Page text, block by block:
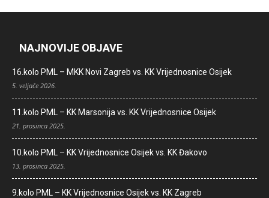
NAJNOVIJE OBJAVE
16.kolo PML – MKK Novi Zagreb vs. KK Vrijednosnice Osijek
5. veljače 2026.
11.kolo PML – KK Marsonija vs. KK Vrijednosnice Osijek
21. prosinca 2025.
10.kolo PML – KK Vrijednosnice Osijek vs. KK Đakovo
13. prosinca 2025.
9.kolo PML – KK Vrijednosnice Osijek vs. KK Zagreb